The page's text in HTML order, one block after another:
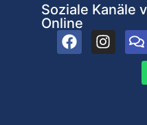
Soziale Kanäle
Online